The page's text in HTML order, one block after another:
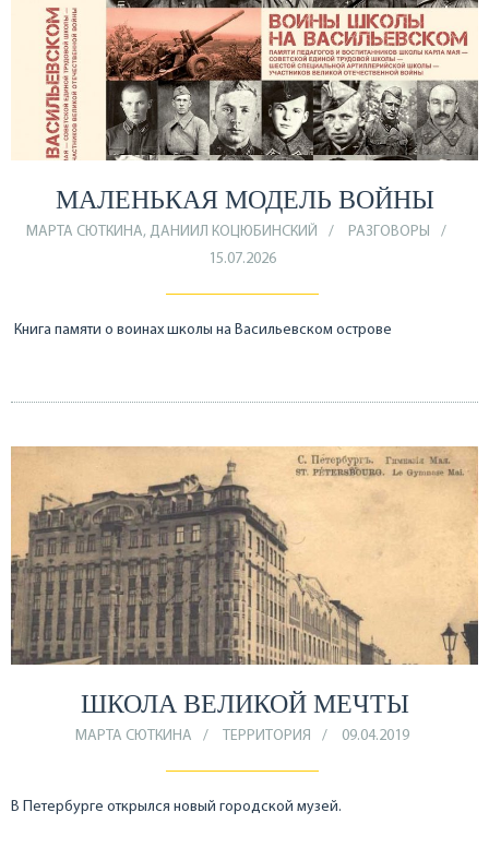
МАЛЕНЬКАЯ МОДЕЛЬ ВОЙНЫ
МАРТА СЮТКИНА, ДАНИИЛ КОЦЮБИНСКИЙ
РАЗГОВОРЫ
15.07.2026
Книга памяти о воинах школы на Васильевском острове
ШКОЛА ВЕЛИКОЙ МЕЧТЫ
МАРТА СЮТКИНА ТЕРРИТОРИЯ 09.04.2019
В Петербурге открылся новый городской музей.